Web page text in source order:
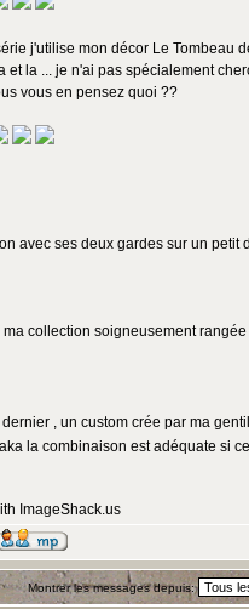
j'utilise mon décor Le Tombeau
et la ... je n'ai pas spécialement
vous en pensez quoi ??
avec ses deux gardes sur un petit
ma collection soigneusement
, un custom crée par ma
la combinaison est adéquate si
ImageShack.us
Montrer les messages depuis: